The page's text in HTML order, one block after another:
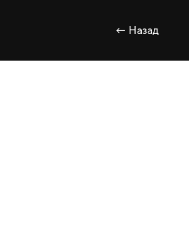
← Назад